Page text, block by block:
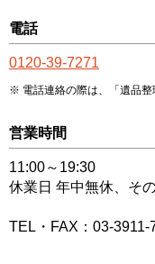
電話
0120-39-7271
電話連絡の際は、「遺品
営業時間
11:00～19:30
休業日 年中無休、そ
TEL・FAX：03-3911-